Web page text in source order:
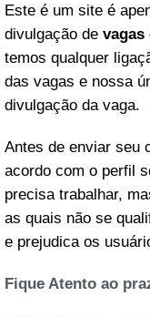
Este é um site é
divulgação de vagas
temos qualquer
das vagas e nossa
divulgação da vaga.
Antes de enviar seu
acordo com o perfil
precisa trabalhar,
as quais não se
e prejudica os
Fique Atento ao